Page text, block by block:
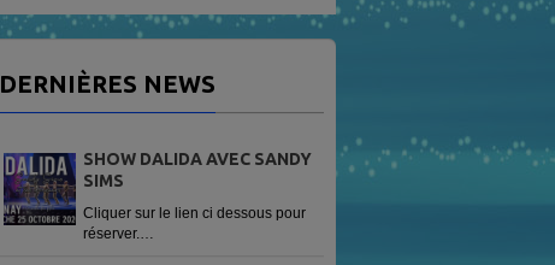
DERNIÈRES NEWS
SHOW DALIDA AVEC SANDY
SIMS
Cliquer sur le lien ci dessous pour
réserver.